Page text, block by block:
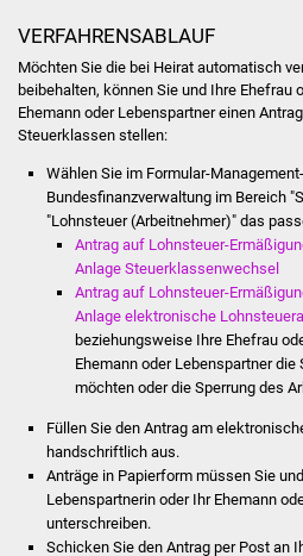
VERFAHRENSABLAUF
Möchten Sie die bei Heirat automatisch
beibehalten, können Sie und Ihre Ehefrau
Ehemann oder Lebenspartner einen
Steuerklassen stellen:
Wählen Sie im Formular-
Bundesfinanzverwaltung im Bereich
"Lohnsteuer (Arbeitnehmer)" das
Antrag auf Lohnsteuer-
Anlage Steuerklassenwechsel
Antrag auf Lohnsteuer-
Anlage elektronische
beziehungsweise Ihre Ehefrau
Ehemann oder Lebenspartner
möchten oder die Sperrung des
Füllen Sie den Antrag am
handschriftlich aus.
Anträge in Papierform müssen Sie
Lebenspartnerin oder Ihr Ehemann
unterschreiben.
Schicken Sie den Antrag per Post an